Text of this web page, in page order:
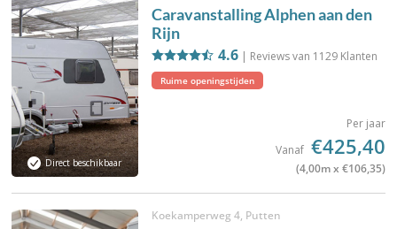
Direct beschikbaar
Caravanstalling Alphen aan den
Rijn
4.6| Reviews van 1129Klanten
Ruime openingstijden
Per jaar
Vanaf €425,40
(4,00m x €106,35)
Koekamperweg 4, Putten